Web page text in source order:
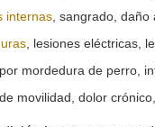
internas , sangrado,
, lesiones eléctricas,
mordedura de perro,
movilidad, dolor